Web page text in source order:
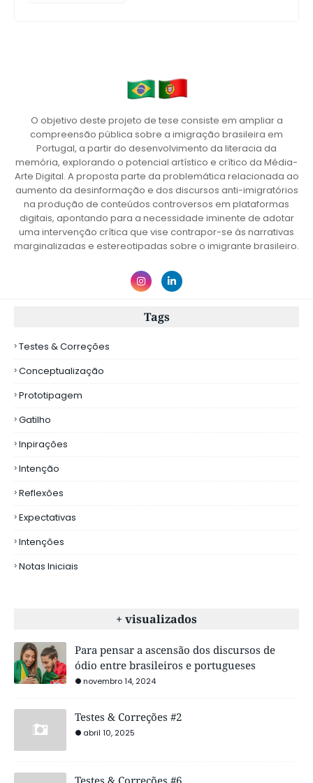
O objetivo deste projeto de tese consiste em ampliar a
compreensão pública sobre a imigração brasileira em
Portugal, a partir do desenvolvimento da literacia da
memória, explorando o potencial artístico e crítico da Média-
Arte Digital. A proposta parte da problemática relacionada ao
aumento da desinformação e dos discursos anti-imigratórios
na produção de conteúdos controversos em plataformas
digitais, apontando para a necessidade iminente de adotar
uma intervenção crítica que vise contrapor-se às narrativas
marginalizadas e estereotipadas sobre o imigrante brasileiro.
Tags
Testes & Correções
Conceptualização
Prototipagem
Gatilho
Inpirações
Intenção
Reflexões
Expectativas
Intenções
Notas Iniciais
+ visualizados
Para pensar a ascensão dos discursos de
ódio entre brasileiros e portugueses
novembro 14, 2024
Testes & Correções #2
abril 10, 2025
Testes & Correções #6